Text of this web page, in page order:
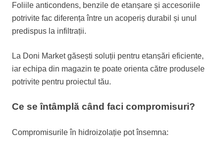
Foliile anticondens, benzile de etanșare și accesoriile
potrivite fac diferența între un acoperiș durabil și unul
predispus la infiltrații.
La Doni Market găsești soluții pentru etanșări eficiente,
iar echipa din magazin te poate orienta către produsele
potrivite pentru proiectul tău.
Ce se întâmplă când faci compromisuri?
Compromisurile în hidroizolație pot însemna: